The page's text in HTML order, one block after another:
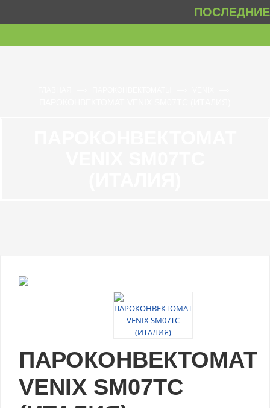
ПАРОКОНВЕКТОМАТ
VENIX SM07TC